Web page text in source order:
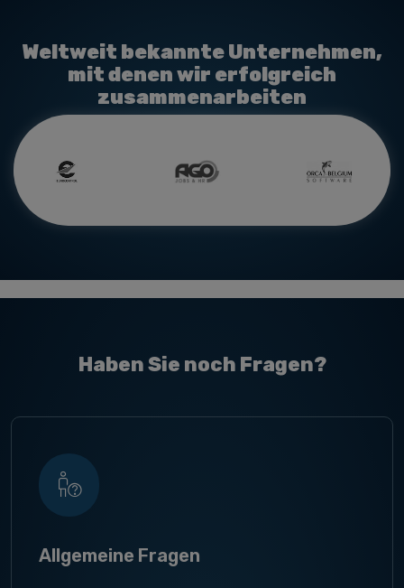
Weltweit bekannte Unternehmen,
mit denen wir erfolgreich
zusammenarbeiten
Haben Sie noch Fragen?
Allgemeine Fragen